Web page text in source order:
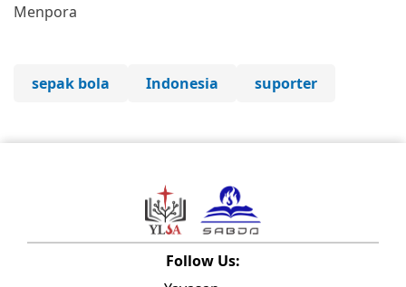
Menpora
sepak bola Indonesia suporter
Follow Us: